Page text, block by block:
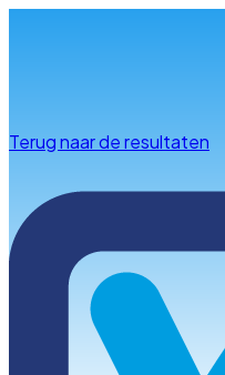
Terug naar de resultaten